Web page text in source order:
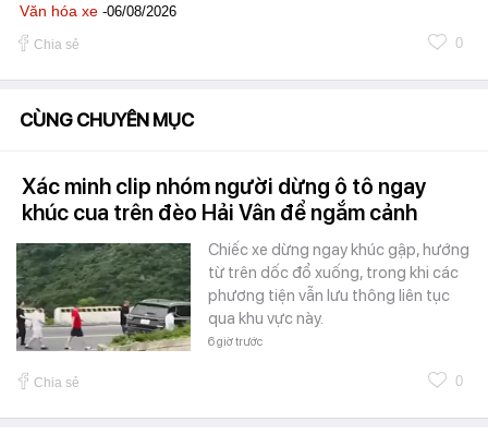
Văn hóa xe -06/08/2026
Chia sẻ 0
CÙNG CHUYÊN MỤC
Xác minh clip nhóm người dừng ô tô ngay
khúc cua trên đèo Hải Vân để ngắm cảnh
Chiếc xe dừng ngay khúc gập, hướng
từ trên dốc đổ xuống, trong khi các
phương tiện vẫn lưu thông liên tục
qua khu vực này.
6 giờ trước
Chia sẻ 0